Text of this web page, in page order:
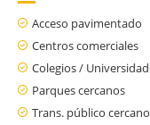
Acceso pavimentado
Centros comerciales
Colegios /
Parques cercanos
Trans. público cercano